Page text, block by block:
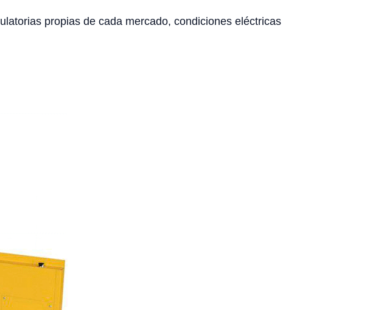
propias de cada mercado, condiciones eléctricas